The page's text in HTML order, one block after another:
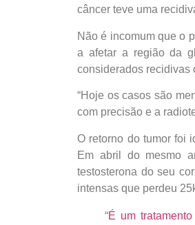
câncer teve uma
Não é incomum que o
a afetar a região da
considerados recidivas
“Hoje os casos são
com precisão e a
O retorno do tumor foi
Em abril do mesmo
testosterona do seu
intensas que perdeu
“É um